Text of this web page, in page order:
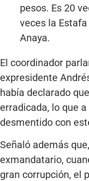
pesos. Es 20
veces la
Anaya.
El coordinador
expresidente
había declarado
erradicada, lo que
desmentido con
Señaló además
exmandatario,
gran corrupción, el